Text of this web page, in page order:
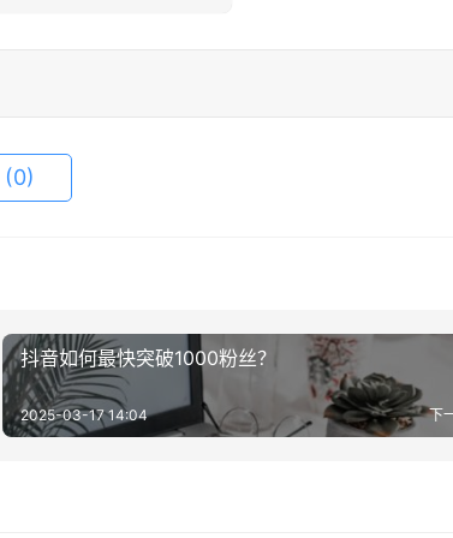
(0)
抖音如何最快突破1000粉丝？
下
2025-03-17 14:04